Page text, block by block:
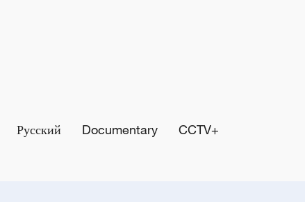
Русский Documentary CCTV+